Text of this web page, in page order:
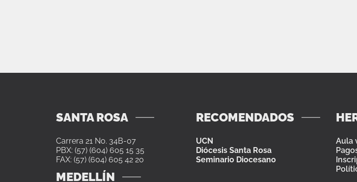
SANTA ROSA
Carrera 21 No. 34B-07
PBX: (57) (604) 605 15 35
FAX: (57) (604) 605 42 20
MEDELLÍN
RECOMENDADOS
UCN
Diócesis Santa Rosa
Seminario Diocesano
Aula